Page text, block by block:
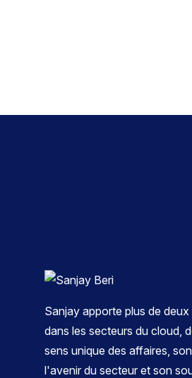
Sanjay apporte plus de
dans les secteurs du cloud,
sens unique des affaires,
l'avenir du secteur et son